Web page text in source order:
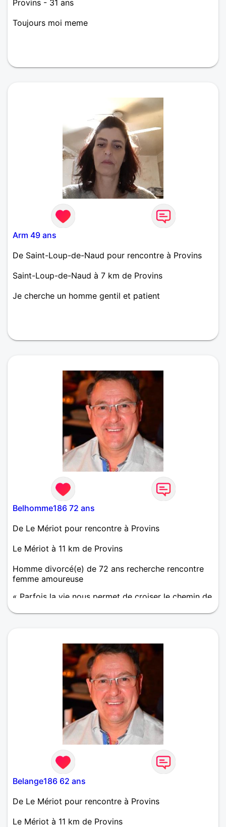
Provins - 31 ans
Toujours moi meme
Arm 49 ans
De Saint-Loup-de-Naud pour rencontre à Provins
Saint-Loup-de-Naud à 7 km de Provins
Je cherche un homme gentil et patient
Belhomme186 72 ans
De Le Mériot pour rencontre à Provins
Le Mériot à 11 km de Provins
Homme divorcé(e) de 72 ans recherche rencontre
femme amoureuse
« Parfois la vie nous permet de croiser le chemin de
quelques mots pour comprendre qu’elles deviennent
Belange186 62 ans
De Le Mériot pour rencontre à Provins
Le Mériot à 11 km de Provins